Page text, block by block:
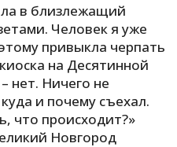
У
Х
в близлежащий
Человек я уже
привыкла черпать
на Десятинной
нет. Ничего не
и почему съехал.
что происходит?»
Новгород